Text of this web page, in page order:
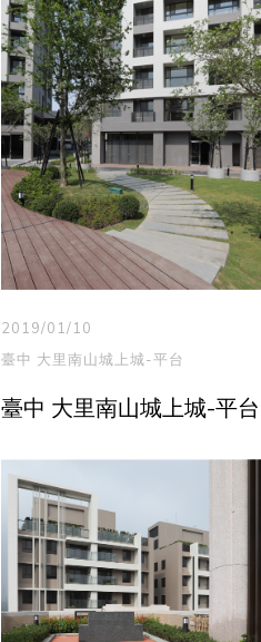
2019/01/10
臺中 大里南山城上城-平台
臺中 大里南山城上城-平台